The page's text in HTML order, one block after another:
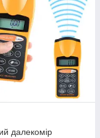
далекомір